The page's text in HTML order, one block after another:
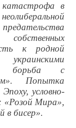
катастрофа в
к родной
борьба с
Попытка
условно-
«Розой Мира»,
в бисер».